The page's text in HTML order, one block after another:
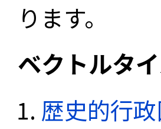
ります。
ベクトルタ
歴史的行